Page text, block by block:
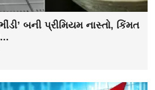
બની પ્રીમિયમ નાસ્તો, કિંમત